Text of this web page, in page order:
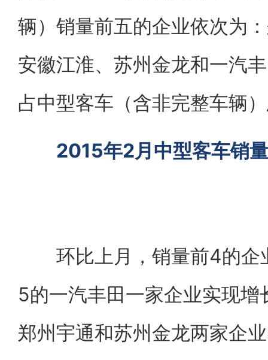
辆）销量前五的企业依次为
安徽江淮、苏州金龙和一汽
占中型客车（含非完整车辆
2015年2月中型客车销
环比上月，销量前4的企
5的一汽丰田一家企业实现
郑州宇通和苏州金龙两家企